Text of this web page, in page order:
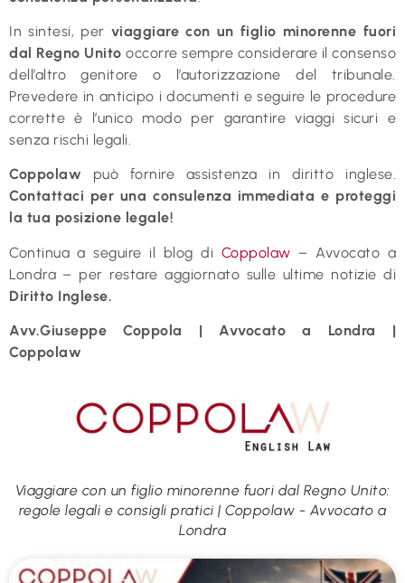
In sintesi, per viaggiare con un figlio minorenne fuori
dal Regno Unito occorre sempre considerare il consenso
dell’altro genitore o l’autorizzazione del tribunale.
Prevedere in anticipo i documenti e seguire le procedure
corrette è l’unico modo per garantire viaggi sicuri e
senza rischi legali.
Coppolaw può fornire assistenza in diritto inglese.
Contattaci per una consulenza immediata e proteggi
la tua posizione legale!
Continua a seguire il blog di Coppolaw – Avvocato a
Londra – per restare aggiornato sulle ultime notizie di
Diritto Inglese.
Avv.Giuseppe Coppola | Avvocato a Londra |
Coppolaw
Viaggiare con un figlio minorenne fuori dal Regno Unito:
regole legali e consigli pratici | Coppolaw - Avvocato a
Londra